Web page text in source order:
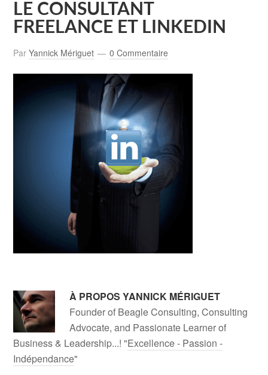
LE CONSULTANT
FREELANCE ET LINKEDIN
ParYannick Mériguet 0 Commentaire
À PROPOSYANNICK MÉRIGUET
Founder of Beagle Consulting, Consulting
Advocate, and Passionate Learner of
Business & Leadership...! "Excellence - Passion -
Indépendance"